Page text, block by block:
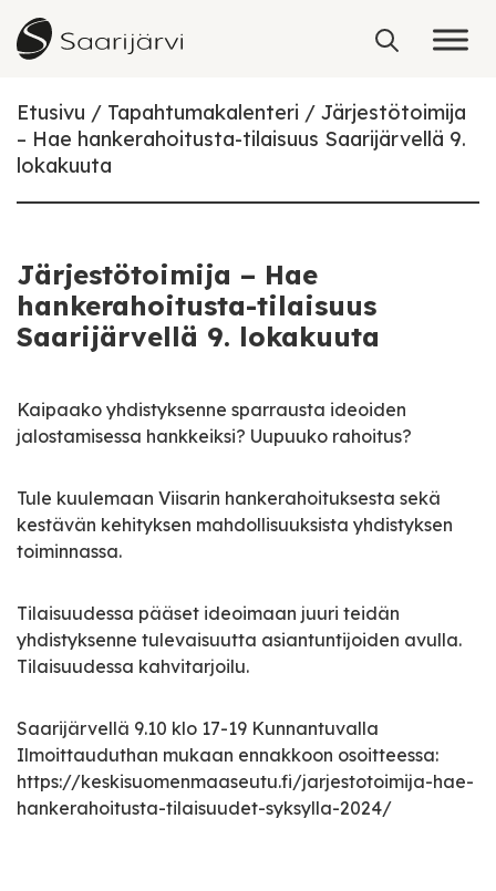
Skip to content
Etusivu Tapahtumakalenteri
Järjestötoimija
– Hae hankerahoitusta-tilaisuus Saarijärvellä 9.
lokakuuta
Järjestötoimija – Hae
hankerahoitusta-tilaisuus
Saarijärvellä 9. lokakuuta
Kaipaako yhdistyksenne sparrausta ideoiden
jalostamisessa hankkeiksi? Uupuuko rahoitus?
Tule kuulemaan Viisarin hankerahoituksesta sekä
kestävän kehityksen mahdollisuuksista yhdistyksen
toiminnassa.
Tilaisuudessa pääset ideoimaan juuri teidän
yhdistyksenne tulevaisuutta asiantuntijoiden avulla.
Tilaisuudessa kahvitarjoilu.
Saarijärvellä 9.10 klo 17-19 Kunnantuvalla
Ilmoittauduthan mukaan ennakkoon osoitteessa:
https://keskisuomenmaaseutu.fi/jarjestotoimija-hae-
hankerahoitusta-tilaisuudet-syksylla-2024/